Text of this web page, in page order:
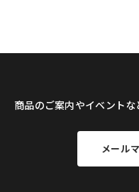
商品のご案内やイベント
メール